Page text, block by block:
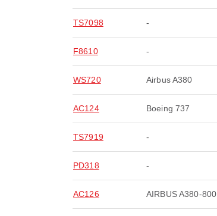
TS7098 -
F8610 -
WS720 Airbus A380
AC124 Boeing 737
TS7919 -
PD318 -
AC126 AIRBUS A380-800